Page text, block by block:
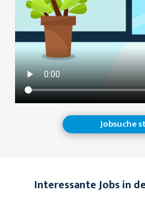
Jobsuche
Interessante Jobs in